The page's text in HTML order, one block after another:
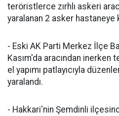
teröristlerce zırhlı askeri
yaralanan 2 asker hastaneye
- Eski AK Parti Merkez İlçe
Kasım'da aracından inerken
el yapımı patlayıcıyla
yaralandı.
- Hakkari'nin Şemdinli